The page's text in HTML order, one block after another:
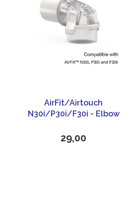
AirFit/Airtouch
N30i/P30i/F30i - Elbow
29,00